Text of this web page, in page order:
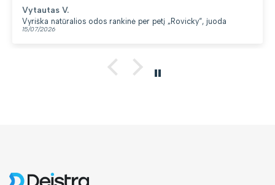
Vytautas V.
Vyriška natūralios odos rankinė per petį „Rovicky“, juoda
15/07/2026